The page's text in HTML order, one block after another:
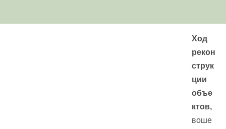
Ход
рекон
струк
ции
объе
ктов,
воше